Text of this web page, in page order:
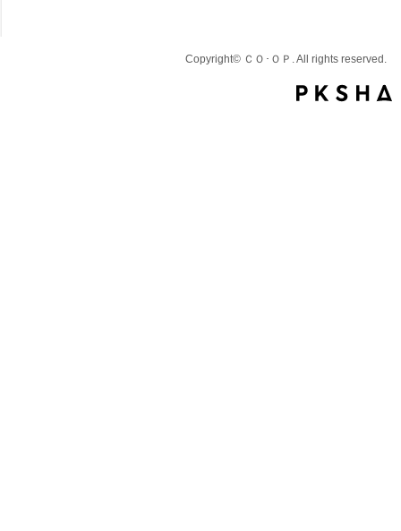
Copyright© ＣＯ･ＯＰ. All rights reserved.